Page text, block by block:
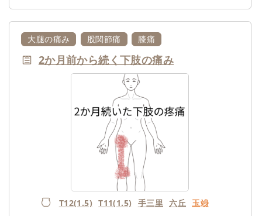
大腿の痛み 股関節痛 膝痛
2か月前から続く下肢の痛み
T12(1.5) T11(1.5) 手三里 六丘 玉竧